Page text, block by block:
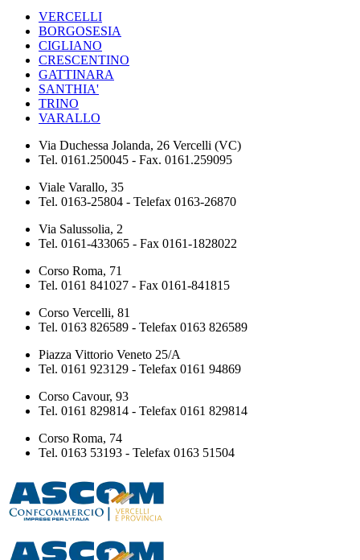
VERCELLI
BORGOSESIA
CIGLIANO
CRESCENTINO
GATTINARA
SANTHIA'
TRINO
VARALLO
Via Duchessa Jolanda, 26 Vercelli (VC)
Tel. 0161.250045 - Fax. 0161.259095
Viale Varallo, 35
Tel. 0163-25804 - Telefax 0163-26870
Via Salussolia, 2
Tel. 0161-433065 - Fax 0161-1828022
Corso Roma, 71
Tel. 0161 841027 - Fax 0161-841815
Corso Vercelli, 81
Tel. 0163 826589 - Telefax 0163 826589
Piazza Vittorio Veneto 25/A
Tel. 0161 923129 - Telefax 0161 94869
Corso Cavour, 93
Tel. 0161 829814 - Telefax 0161 829814
Corso Roma, 74
Tel. 0163 53193 - Telefax 0163 51504